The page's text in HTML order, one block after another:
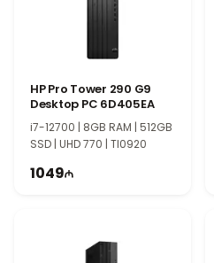
HP Pro Tower 290 G9
Desktop PC 6D405EA
i7-12700 | 8GB RAM | 512GB
SSD | UHD 770 | TI0920
1049